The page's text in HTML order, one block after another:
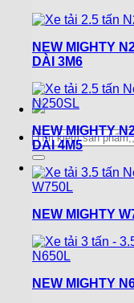
Tìm
kiếm:
NEW MIGHTY
DÀI 3M6
NEW MIGHTY
DÀI 4M5
NEW MIGHTY
NEW MIGHTY